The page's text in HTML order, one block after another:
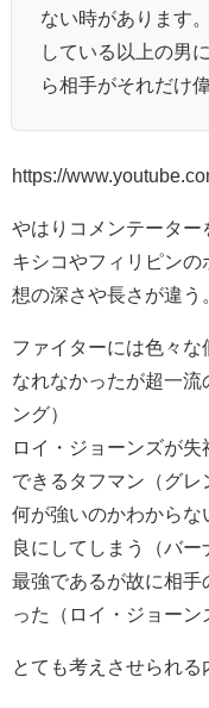
ない時があります
している以上の男
ら相手がそれだけ
https://
やはりコメンテーター
キシコやフィリピン
想の深さや長さが違う
ファイターには色々
なれなかったが超一流
ング）
ロイ・ジョーンズが
できるタフマン（グレ
何が強いのかわからな
良にしてしまう（バー
最強であるが故に相手
った（ロイ・ジョーン
とても考えさせられる